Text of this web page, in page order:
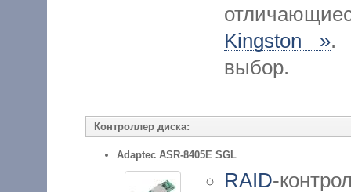
Kingston ».
выбор.
Контроллер диска:
Adaptec ASR-8405E SGL
RAID-